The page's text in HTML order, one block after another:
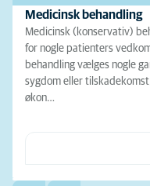
Medicinsk behandling
Medicinsk (konservativ)
for nogle patienters
behandling vælges nogle
sygdom eller
økon…